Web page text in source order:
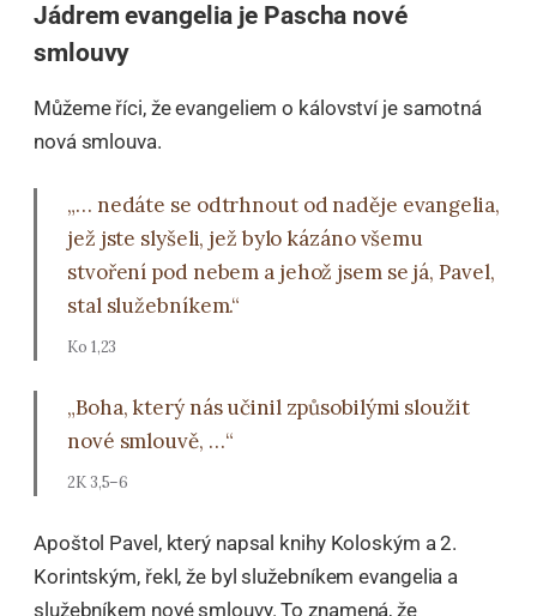
Jádrem evangelia je Pascha nové
smlouvy
Můžeme říci, že evangeliem o kálovství je samotná
nová smlouva.
„… nedáte se odtrhnout od naděje evangelia,
jež jste slyšeli, jež bylo kázáno všemu
stvoření pod nebem a jehož jsem se já, Pavel,
stal služebníkem.“
Ko 1,23
„Boha, který nás učinil způsobilými sloužit
nové smlouvě, …“
2K 3,5–6
Apoštol Pavel, který napsal knihy Koloským a 2.
Korintským, řekl, že byl služebníkem evangelia a
služebníkem nové smlouvy. To znamená, že